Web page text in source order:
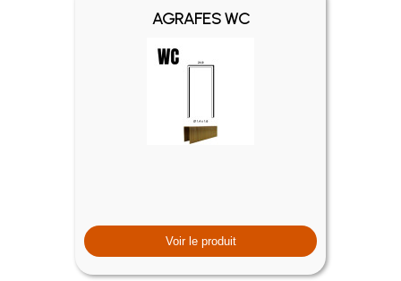
AGRAFES WC
Voir le produit